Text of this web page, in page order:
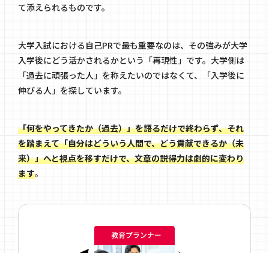
て添えられるものです。
大学入試における自己PRで最も重要なのは、その強みが大学
入学後にどう活かされるかという「再現性」です。大学側は
「過去に頑張った人」を称えたいのではなくて、「入学後に
伸びる人」を探しています。
「何をやってきたか（過去）」を語るだけで終わらず、それ
を踏まえて「自分はどういう人間で、どう貢献できるか（未
来）」へと視点を移すだけで、文章の説得力は劇的に変わり
ます。